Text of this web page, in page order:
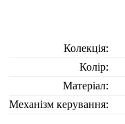
Колекція:
Колір:
Матеріал:
Механізм керування: